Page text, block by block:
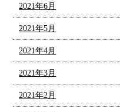
2021年6月
2021年5月
2021年4月
2021年3月
2021年2月